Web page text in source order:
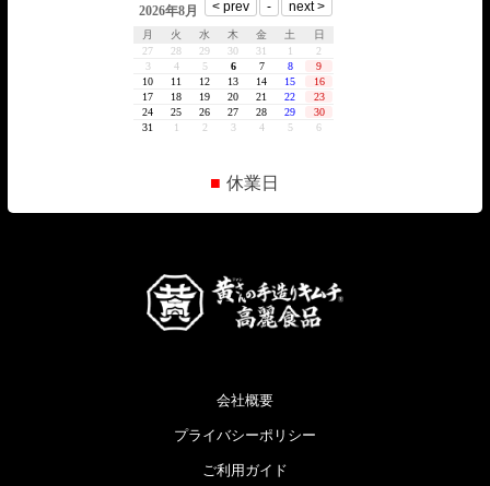
■ 休業日
会社概要
プライバシーポリシー
ご利用ガイド